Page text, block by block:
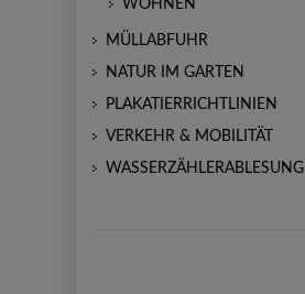
WOHNEN
MÜLLABFUHR
NATUR IM GARTEN
PLAKATIERRICHTLINIEN
VERKEHR & MOBILITÄT
WASSERZÄHLERABLESUNG